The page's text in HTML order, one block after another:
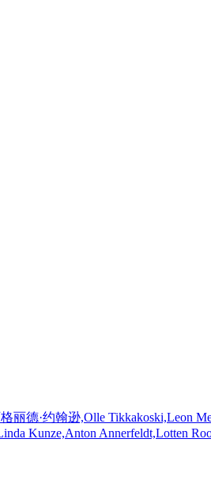
丽德·约翰逊,Olle Tikkakoski,Leon
Kunze,Anton Annerfeldt,Lotten